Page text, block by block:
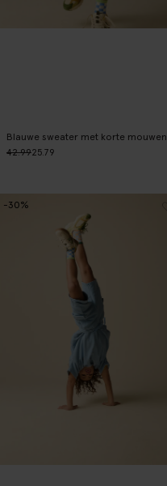
Blauwe sweater met korte mouwen
42.9925.79
-30%